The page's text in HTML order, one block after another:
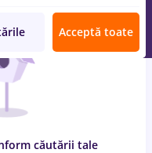
căutării tale
Acceptă toate